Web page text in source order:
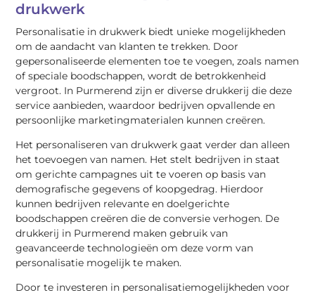
drukwerk
Personalisatie in drukwerk biedt unieke mogelijkheden
om de aandacht van klanten te trekken. Door
gepersonaliseerde elementen toe te voegen, zoals namen
of speciale boodschappen, wordt de betrokkenheid
vergroot. In Purmerend zijn er diverse drukkerij die deze
service aanbieden, waardoor bedrijven opvallende en
persoonlijke marketingmaterialen kunnen creëren.
Het personaliseren van drukwerk gaat verder dan alleen
het toevoegen van namen. Het stelt bedrijven in staat
om gerichte campagnes uit te voeren op basis van
demografische gegevens of koopgedrag. Hierdoor
kunnen bedrijven relevante en doelgerichte
boodschappen creëren die de conversie verhogen. De
drukkerij in Purmerend maken gebruik van
geavanceerde technologieën om deze vorm van
personalisatie mogelijk te maken.
Door te investeren in personalisatiemogelijkheden voor